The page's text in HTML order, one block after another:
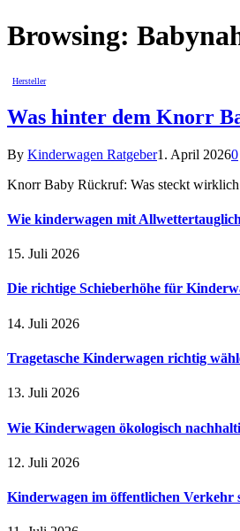
Browsing:
Hersteller
Was hinter dem Knorr
By Kinderwagen Ratgeber1. April 20260
Knorr Baby Rückruf: Was steckt
Wie kinderwagen mit
15. Juli 2026
Die richtige Schieberhöhe für
14. Juli 2026
Tragetasche Kinderwagen richtig
13. Juli 2026
Wie Kinderwagen ökologisch
12. Juli 2026
Kinderwagen im öffentlichen Verkehr